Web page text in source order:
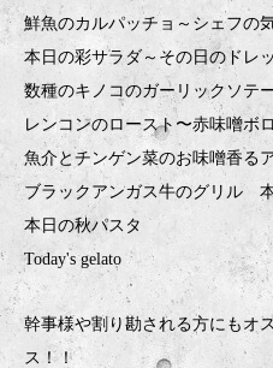
鮮魚のカルパッチョ～シェフの
本日の彩サラダ～その日のドレ
数種のキノコのガーリックソテ
レンコンのロースト〜赤味噌ボ
魚介とチンゲン菜のお味噌香る
ブラックアンガス牛のグリル
本日の秋パスタ
Today's gelato
幹事様や割り勘される方にもオ
ス！！